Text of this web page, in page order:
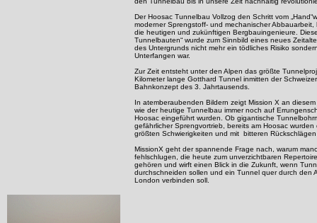
Der Hoosac Tunnelbau Vollzog den Schritt vom
moderner Sprengstoff- und mechanischer
die heutigen und zukünftigen Bergbauingenieure.
Tunnelbauten“ wurde zum Sinnbild eines neues
des Untergrunds nicht mehr ein tödliches Risiko
Unterfangen war.
Zur Zeit entsteht unter den Alpen das größte
Kilometer lange Gotthard Tunnel inmitten der
Bahnkonzept des 3. Jahrtausends.
In atemberaubenden Bildern zeigt Mission X an
wie der heutige Tunnelbau immer noch auf
Hoosac eingeführt wurden. Ob gigantische
gefährlicher Sprengvortrieb, bereits am Hoosac
größten Schwierigkeiten und mit bitteren
MissionX geht der spannende Frage nach, warum
fehlschlugen, die heute zum unverzichtbaren
gehören und wirft einen Blick in die Zukunft, wenn
durchschneiden sollen und ein Tunnel quer durch den
London verbinden soll.